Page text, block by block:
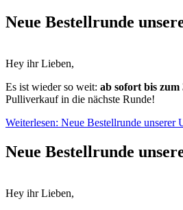
Neue Bestellrunde
Hey ihr Lieben,
Es ist wieder so weit: ab sofort bis zum
Pulliverkauf in die nächste Runde!
Weiterlesen: Neue Bestellrunde unserer
Neue Bestellrunde
Hey ihr Lieben,